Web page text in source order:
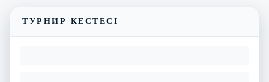
ТУРНИР КЕСТЕСІ